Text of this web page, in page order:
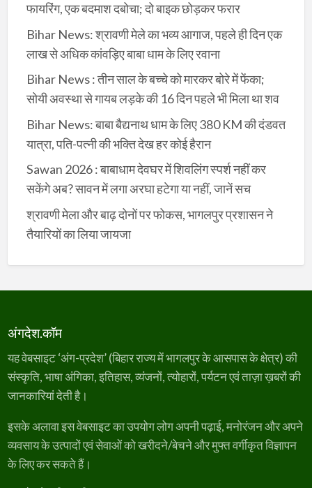
फायरिंग, एक बदमाश दबोचा; दो बाइक छोड़कर फरार
Bihar News: श्रावणी मेले का भव्य आगाज, पहले ही दिन एक
लाख से अधिक कांवड़िए बाबा धाम के लिए रवाना
Bihar News : तीन साल के बच्चे को मारकर बोरे में फेंका;
सोयी अवस्था से गायब लड़के की 16 दिन पहले भी मिला था शव
Bihar News: बाबा बैद्यनाथ धाम के लिए 380 KM की दंडवत
यात्रा, पति-पत्नी की भक्ति देख हर कोई हैरान
Sawan 2026 : बाबाधाम देवघर में शिवलिंग स्पर्श नहीं कर
सकेंगे अब? सावन में लगा अरघा हटेगा या नहीं, जानें सच
श्रावणी मेला और बाढ़ दोनों पर फोकस, भागलपुर प्रशासन ने
तैयारियों का लिया जायजा
अंगदेश.कॉम
यह वेबसाइट ‘अंग-प्रदेश’ (बिहार राज्य में भागलपुर के आसपास के क्षेत्र) की
संस्कृति, भाषा अंगिका, इतिहास, व्यंजनों, त्योहारों, पर्यटन एवं ताज़ा ख़बरों की
जानकारियां देती है।
इसके अलावा इस वेबसाइट का उपयोग लोग अपनी पढ़ाई, मनोरंजन और अपने
व्यवसाय के उत्पादों एवं सेवाओं को खरीदने/बेचने और मुफ्त वर्गीकृत विज्ञापन
के लिए कर सकते हैं।